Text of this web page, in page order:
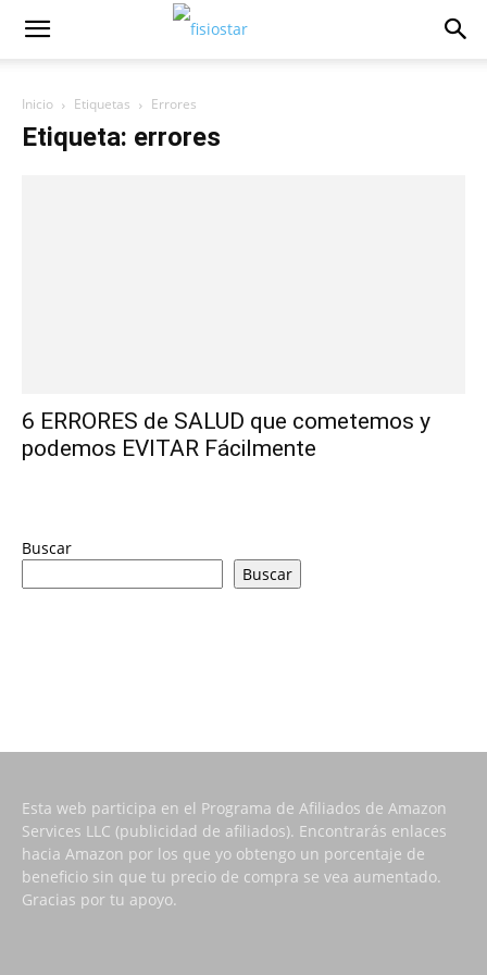
Inicio Etiquetas Errores
Etiqueta: errores
6 ERRORES de SALUD que cometemos y
podemos EVITAR Fácilmente
Buscar
Buscar
Esta web participa en el Programa de Afiliados de Amazon
Services LLC (publicidad de afiliados). Encontrarás enlaces
hacia Amazon por los que yo obtengo un porcentaje de
beneficio sin que tu precio de compra se vea aumentado.
Gracias por tu apoyo.